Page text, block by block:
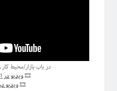
در باب بازار/محیط
🎞ویدیو در
🎞ویدیو